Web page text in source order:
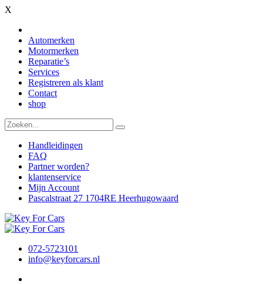
X
Automerken
Motormerken
Reparatie’s
Services
Registreren als klant
Contact
shop
Handleidingen
FAQ
Partner worden?
klantenservice
Mijn Account
Pascalstraat 27 1704RE Heerhugowaard
072-5723101
info@keyforcars.nl